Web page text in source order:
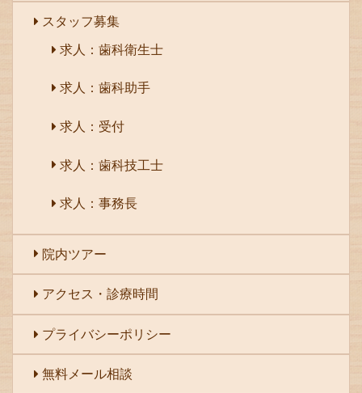
スタッフ募集
求人：歯科衛生士
求人：歯科助手
求人：受付
求人：歯科技工士
求人：事務長
院内ツアー
アクセス・診療時間
プライバシーポリシー
無料メール相談